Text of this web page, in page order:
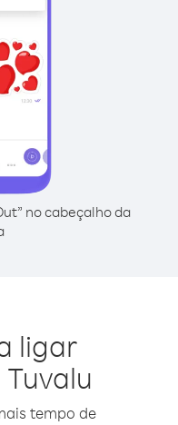
no cabeçalho da
ligar
tempo de